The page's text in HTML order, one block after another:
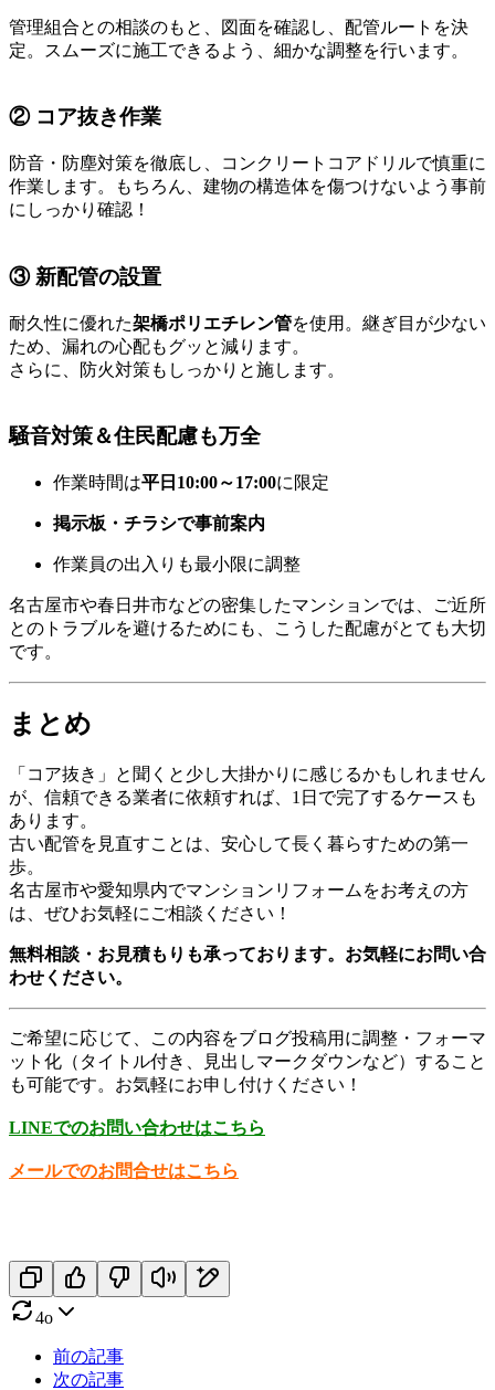
管理組合との相談のもと、図面を確認し、配管ルートを決
定。スムーズに施工できるよう、細かな調整を行います。
② コア抜き作業
防音・防塵対策を徹底し、コンクリートコアドリルで慎重に
作業します。もちろん、建物の構造体を傷つけないよう事前
にしっかり確認！
③ 新配管の設置
耐久性に優れた架橋ポリエチレン管を使用。継ぎ目が少ない
ため、漏れの心配もグッと減ります。
さらに、防火対策もしっかりと施します。
騒音対策＆住民配慮も万全
作業時間は平日10:00～17:00に限定
掲示板・チラシで事前案内
作業員の出入りも最小限に調整
名古屋市や春日井市などの密集したマンションでは、ご近所
とのトラブルを避けるためにも、こうした配慮がとても大切
です。
まとめ
「コア抜き」と聞くと少し大掛かりに感じるかもしれません
が、信頼できる業者に依頼すれば、1日で完了するケースも
あります。
古い配管を見直すことは、安心して長く暮らすための第一
歩。
名古屋市や愛知県内でマンションリフォームをお考えの方
は、ぜひお気軽にご相談ください！
無料相談・お見積もりも承っております。お気軽にお問い合
わせください。
ご希望に応じて、この内容をブログ投稿用に調整・フォーマ
ット化（タイトル付き、見出しマークダウンなど）すること
も可能です。お気軽にお申し付けください！
LINEでのお問い合わせはこちら
メールでのお問合せはこちら
4o
前の記事
次の記事